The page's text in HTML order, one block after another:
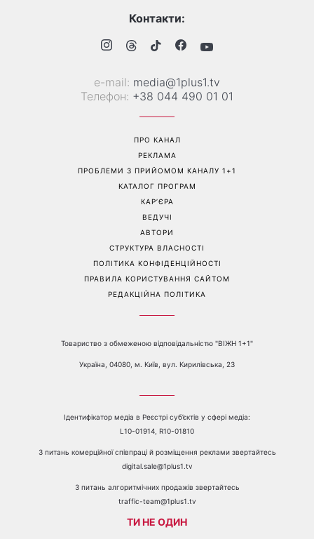
Контакти:
е-mail: media@1plus1.tv
Телефон: +38 044 490 01 01
ПРО КАНАЛ
РЕКЛАМА
ПРОБЛЕМИ З ПРИЙОМОМ КАНАЛУ 1+1
КАТАЛОГ ПРОГРАМ
КАР’ЄРА
ВЕДУЧІ
АВТОРИ
СТРУКТУРА ВЛАСНОСТІ
ПОЛІТИКА КОНФІДЕНЦІЙНОСТІ
ПРАВИЛА КОРИСТУВАННЯ САЙТОМ
РЕДАКЦІЙНА ПОЛІТИКА
Товариство з обмеженою відповідальністю "ВІЖН 1+1"
Україна, 04080, м. Київ, вул. Кирилівська, 23
Ідентифікатор медіа в Реєстрі суб’єктів у сфері медіа:
L10-01914, R10-01810
З питань комерційної співпраці й розміщення реклами звертайтесь
digital.sale@1plus1.tv
З питань алгоритмічних продажів звертайтесь
traffic-team@1plus1.tv
ТИ НЕ ОДИН